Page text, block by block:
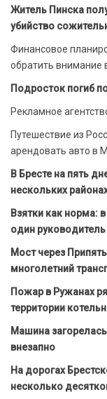
Житель Пинска
убийство
Финансовое
обратить внимание
Подросток погиб
Рекламное
Путешествие из
арендовать авто в
В Бресте на пять
нескольких
Взятки как норма:
один
Мост через
многолетний
Пожар в Ружанах
территории
Машина
внезапно
На дорогах
несколько